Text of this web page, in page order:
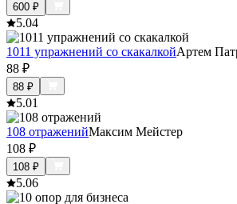
600 ₽
5.04
1011 упражнений со скакалкойАртем
88 ₽
88 ₽
5.01
108 отраженийМаксим Мейстер
108 ₽
108 ₽
5.06